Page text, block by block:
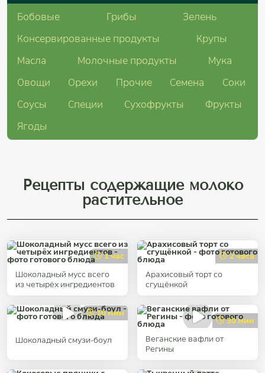
Бобовые Грибы
Зелень
Консервированные продукты
Крупы
Масла
Молочные продукты
Мука
Овощи
Орехи Прочие Семена
Соки
Соусы
Специи Сухофрукты
Фрукты
Ягоды
Рецепты содержащие молоко
растительное
1 час
Шоколадный мусс всего
из четырёх ингредиентов
2 часа
Арахисовый торт со
сгущёнкой
10 мин
Шоколадный смузи-боул
30 мин
Веганские вафли от
Регины